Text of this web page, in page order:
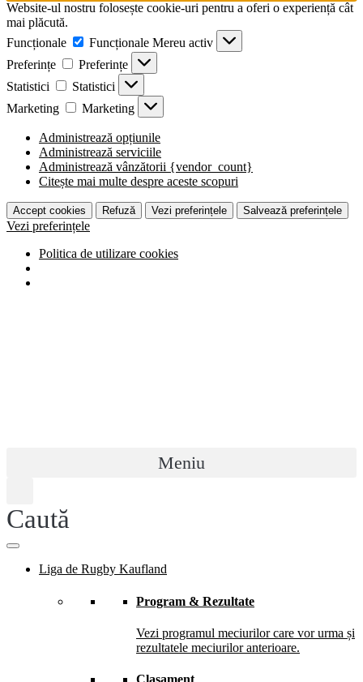
Website-ul nostru folosește cookie-uri pentru a oferi o experiență cât
mai plăcută.
Funcționale
Funcționale Mereu activ
Preferințe
Preferințe
Statistici
Statistici
Marketing
Marketing
Administrează opțiunile
Administrează serviciile
Administrează vânzătorii {vendor_count}
Citește mai multe despre aceste scopuri
Accept cookies Refuză Vezi preferințele Salvează preferințele
Vezi preferințele
Politica de utilizare cookies
Meniu
Caută
Liga de Rugby Kaufland
Program & Rezultate
Vezi programul meciurilor care vor urma și
rezultatele meciurilor anterioare.